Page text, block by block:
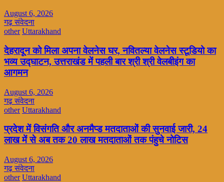
August 6, 2026
गढ़ संवेदना
other Uttarakhand
देहरादून को मिला अपना वेलनेस घर, नवितल्या वेलनेस स्टूडियो का
भव्य उद्घाटन, उत्तराखंड में पहली बार श्री श्री वेलबीइंग का
आगमन
August 6, 2026
गढ़ संवेदना
other Uttarakhand
प्रदेश में विसंगति और अनमैप्ड मतदाताओं की सुनवाई जारी, 24
लाख में से अब तक 20 लाख मतदाताओं तक पंहुचे नोटिस
August 6, 2026
गढ़ संवेदना
other Uttarakhand